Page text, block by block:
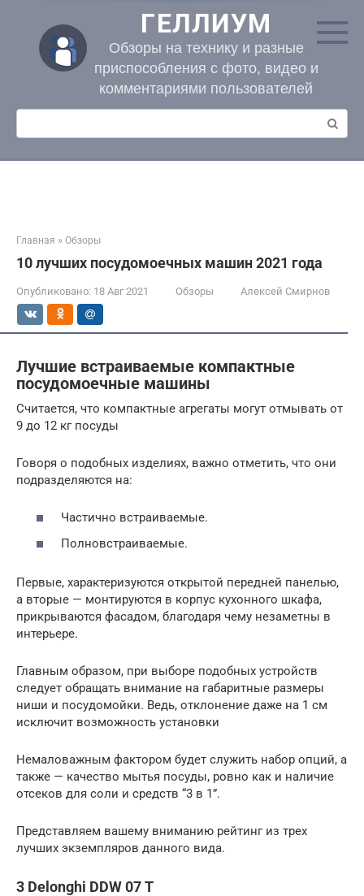
контенту
ГЕЛЛИУМ
Обзоры на технику и разные
приспособления с фото, видео и
комментариями пользователей
Поиск:
Главная » Обзоры
10 лучших посудомоечных машин 2021 года
Опубликовано: 18 Авг 2021 Обзоры Алексей Смирнов
Лучшие встраиваемые компактные
посудомоечные машины
Считается, что компактные агрегаты могут отмывать от
9 до 12 кг посуды
Говоря о подобных изделиях, важно отметить, что они
подразделяются на:
Частично встраиваемые.
Полновстраиваемые.
Первые, характеризуются открытой передней панелью,
а вторые — монтируются в корпус кухонного шкафа,
прикрываются фасадом, благодаря чему незаметны в
интерьере.
Главным образом, при выборе подобных устройств
следует обращать внимание на габаритные размеры
ниши и посудомойки. Ведь, отклонение даже на 1 см
исключит возможность установки
Немаловажным фактором будет служить набор опций, а
также — качество мытья посуды, ровно как и наличие
отсеков для соли и средств “3 в 1”.
Представляем вашему вниманию рейтинг из трех
лучших экземпляров данного вида.
3 Delonghi DDW 07 T